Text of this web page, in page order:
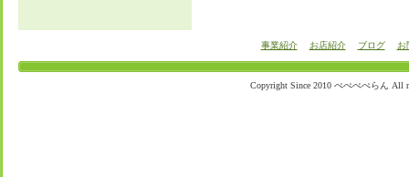
事業紹介 お店紹介 ブログ お
Copyright Since 2010 ぺぺぺぺらん All